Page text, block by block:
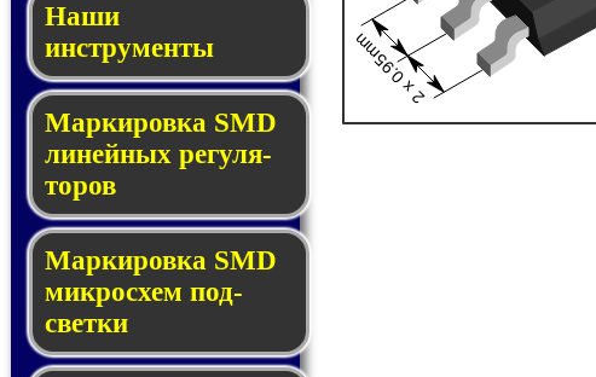
Наши
инструменты
Маркировка SMD
ли­ней­ных ре­гу­ля­
то­ров
Маркировка SMD
мик­ро­схем под­
свет­ки
2 x 0.95mm